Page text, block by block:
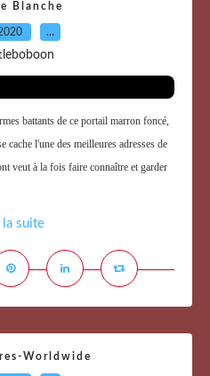
Blanche
…
battants de ce portail marron foncé,
cache l'une des meilleures adresses de
veut à la fois faire connaître et garder
la suite
Worldwide